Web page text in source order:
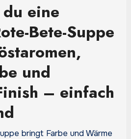
eine
Bete-Suppe
und
– einfach